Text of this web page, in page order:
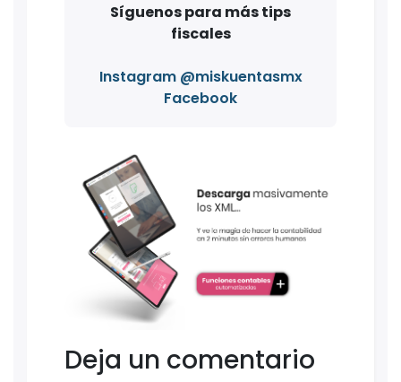
Síguenos para más tips
fiscales
Instagram @miskuentasmx
Facebook
Deja un comentario